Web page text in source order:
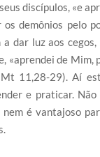
discípulos, «e
demônios pelo
dar luz aos
«aprendei de Mim,
11,28-29). Aí
e praticar.
é vantajoso